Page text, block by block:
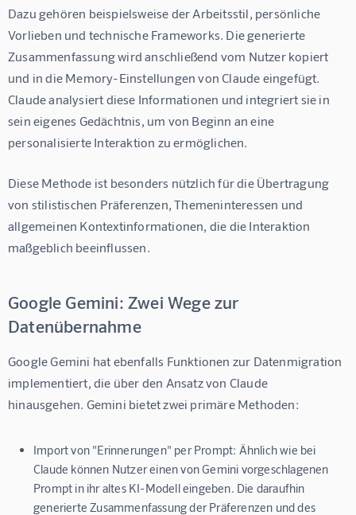
Dazu gehören beispielsweise der Arbeitsstil, persönliche
Vorlieben und technische Frameworks. Die generierte
Zusammenfassung wird anschließend vom Nutzer kopiert
und in die Memory-Einstellungen von Claude eingefügt.
Claude analysiert diese Informationen und integriert sie in
sein eigenes Gedächtnis, um von Beginn an eine
personalisierte Interaktion zu ermöglichen.
Diese Methode ist besonders nützlich für die Übertragung
von stilistischen Präferenzen, Themeninteressen und
allgemeinen Kontextinformationen, die die Interaktion
maßgeblich beeinflussen.
Google Gemini: Zwei Wege zur
Datenübernahme
Google Gemini hat ebenfalls Funktionen zur Datenmigration
implementiert, die über den Ansatz von Claude
hinausgehen. Gemini bietet zwei primäre Methoden:
Import von "Erinnerungen" per Prompt: Ähnlich wie bei
Claude können Nutzer einen von Gemini vorgeschlagenen
Prompt in ihr altes KI-Modell eingeben. Die daraufhin
generierte Zusammenfassung der Präferenzen und des